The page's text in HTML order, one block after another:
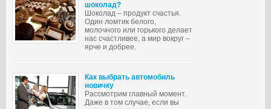
шоколад?
Шоколад – продукт счастья.
Один ломтик белого,
молочного или горького делает
нас счастливее, а мир вокруг –
ярче и добрее.
Как выбрать автомобиль
новичку
Рассмотрим главный момент.
Даже в том случае, если вы